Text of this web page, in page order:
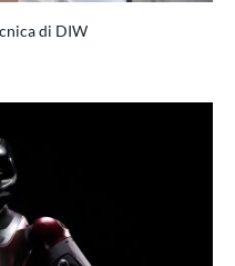
di DIW